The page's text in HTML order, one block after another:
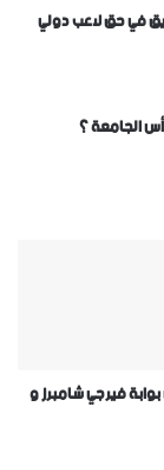
في حق لاعب دولي
رأس الجامعة ؟
فيرجي شامبرز و